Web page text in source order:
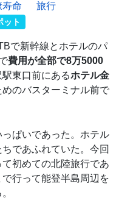
寿命 旅行
ット
で新幹線とホテルのパ
費用が全部で8万5000
東口前にあるホテル金
のバスターミナル前で
ぱいであった。ホテル
であふれていた。今回
初めての北陸旅行であ
行って能登半島周辺を